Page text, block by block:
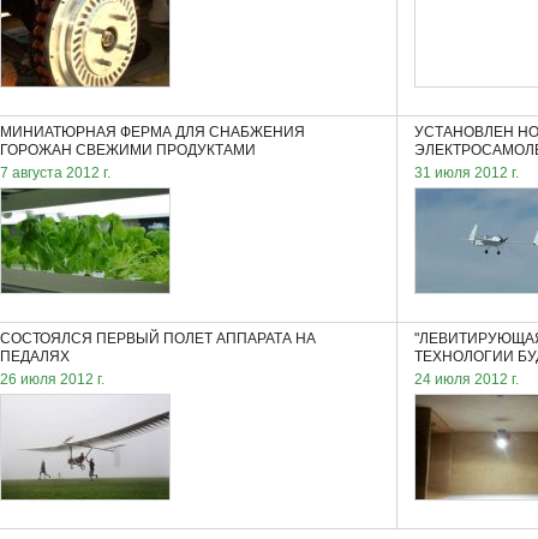
МИНИАТЮРНАЯ ФЕРМА ДЛЯ СНАБЖЕНИЯ
ГОРОЖАН СВЕЖИМИ ПРОДУКТАМИ
7 августа 2012 г.
УСТАНОВЛЕН
31 июля 2012 г.
СОСТОЯЛСЯ ПЕРВЫЙ ПОЛЕТ АППАРАТА НА
ПЕДАЛЯХ
26 июля 2012 г.
ТЕХНОЛОГИИ
24 июля 2012 г.